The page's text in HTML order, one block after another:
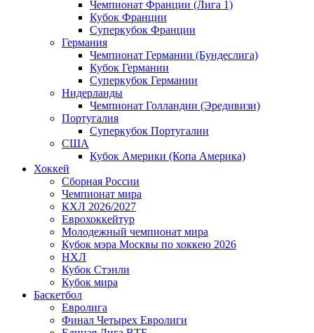
Чемпионат Франции (Лига 1)
Кубок Франции
Суперкубок Франции
Германия
Чемпионат Германии (Бундеслига)
Кубок Германии
Суперкубок Германии
Нидерланды
Чемпионат Голландии (Эредивизи)
Португалия
Суперкубок Португалии
США
Кубок Америки (Копа Америка)
Хоккей
Сборная России
Чемпионат мира
КХЛ 2026/2027
Еврохоккейтур
Молодежный чемпионат мира
Кубок мэра Москвы по хоккею 2026
НХЛ
Кубок Стэнли
Кубок мира
Баскетбол
Евролига
Финал Четырех Евролиги